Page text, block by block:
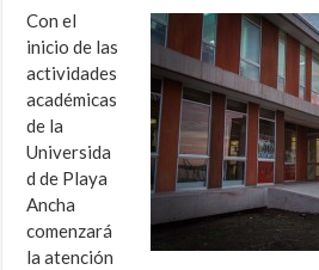
Con el
inicio de las
actividades
académicas
de la
Universida
d de Playa
Ancha
comenzará
la atención